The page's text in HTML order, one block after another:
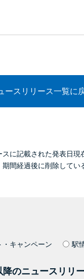
ースリリース一覧に
に記載された発表日現
間経過後に削除してい
・キャンペーン 駅
のニュースリリー